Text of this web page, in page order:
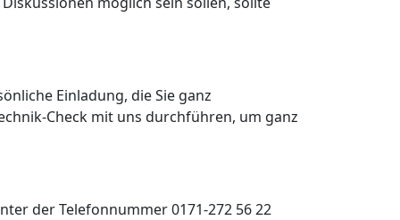
Einladung, die Sie ganz
Check mit uns durchführen, um ganz
der Telefonnummer 0171-272 56 22